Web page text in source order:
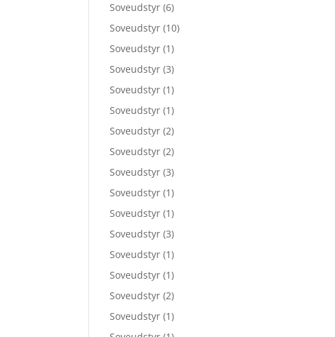
Soveudstyr (6)
Soveudstyr (10)
Soveudstyr (1)
Soveudstyr (3)
Soveudstyr (1)
Soveudstyr (1)
Soveudstyr (2)
Soveudstyr (2)
Soveudstyr (3)
Soveudstyr (1)
Soveudstyr (1)
Soveudstyr (3)
Soveudstyr (1)
Soveudstyr (1)
Soveudstyr (2)
Soveudstyr (1)